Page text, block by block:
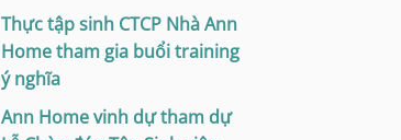
Thực tập sinh CTCP Nhà Ann
Home tham gia buổi training
ý nghĩa
Ann Home vinh dự tham dự